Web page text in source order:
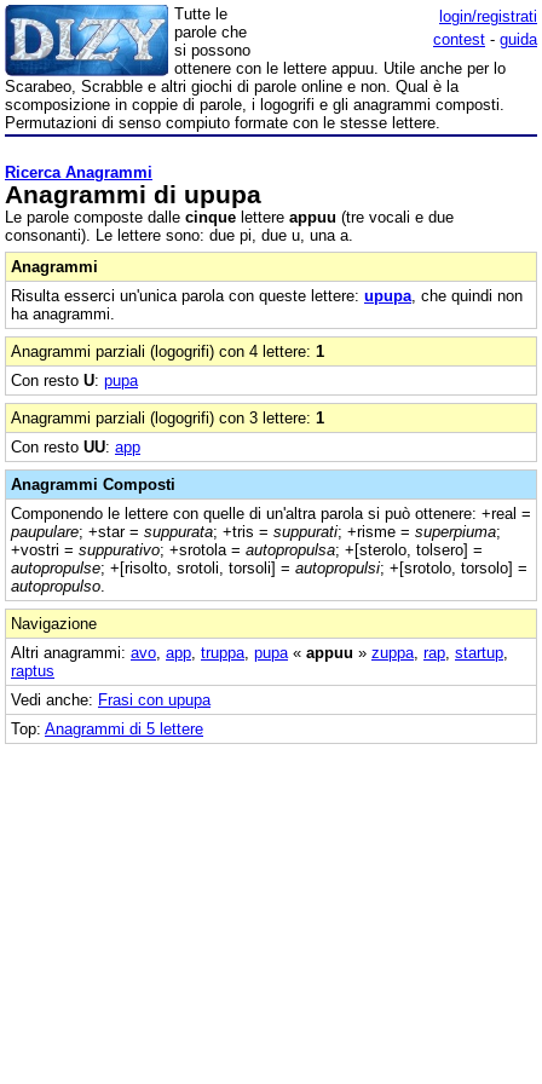
login/registrati
contest - guida
Tutte le
parole che
si possono
ottenere con le lettere appuu. Utile anche per lo
Scarabeo, Scrabble e altri giochi di parole online e non. Qual è la
scomposizione in coppie di parole, i logogrifi e gli anagrammi composti.
Permutazioni di senso compiuto formate con le stesse lettere.
Ricerca Anagrammi
Anagrammi di upupa
Le parole composte dalle cinque lettere appuu (tre vocali e due
consonanti). Le lettere sono: due pi, due u, una a.
Anagrammi
Risulta esserci un'unica parola con queste lettere: upupa , che quindi non
ha anagrammi.
Anagrammi parziali (logogrifi) con 4 lettere: 1
Con resto U: pupa
Anagrammi parziali (logogrifi) con 3 lettere: 1
Con resto UU: app
Anagrammi Composti
Componendo le lettere con quelle di un'altra parola si può ottenere: +real =
paupulare; +star = suppurata; +tris = suppurati; +risme = superpiuma;
+vostri = suppurativo; +srotola = autopropulsa; +[sterolo, tolsero] =
autopropulse; +[risolto, srotoli, torsoli] = autopropulsi; +[srotolo, torsolo] =
autopropulso
Navigazione
Altri anagrammi: avo app truppa pupa « appuu » zuppa rap startup
raptus
Vedi anche: Frasi con upupa
Top: Anagrammi di 5 lettere